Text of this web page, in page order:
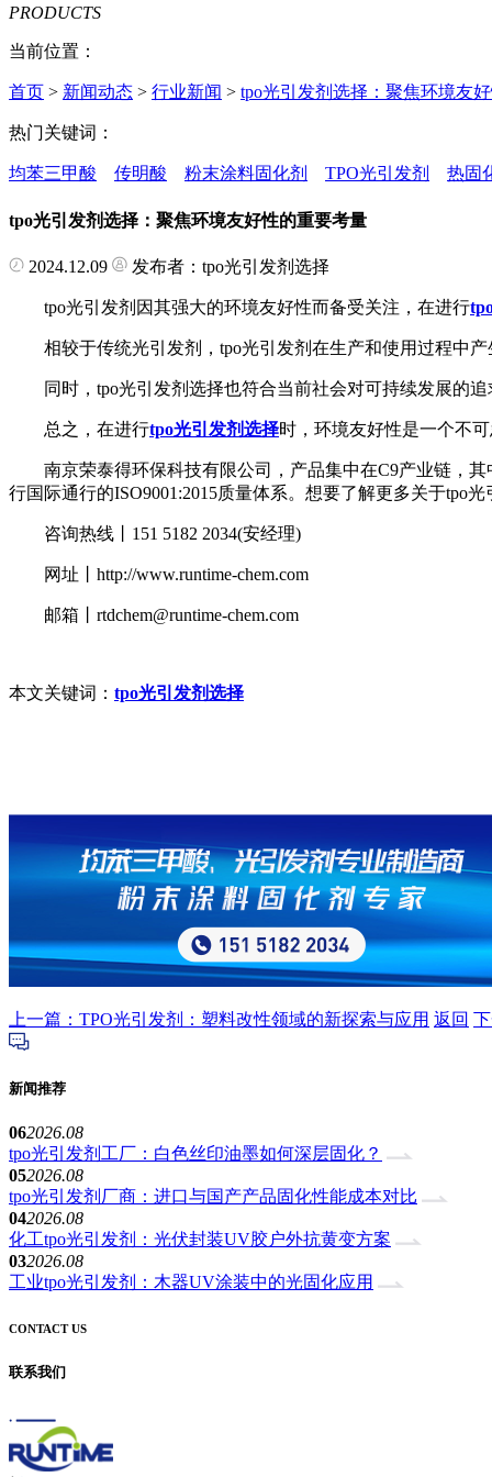
PRODUCTS
当前位置：
首页 > 新闻动态 > 行业新闻 > tpo光引发剂选择：聚焦环境友
热门关键词：
均苯三甲酸 传明酸 粉末涂料固化剂 TPO光引发剂 热固
tpo光引发剂选择：聚焦环境友好性的重要考量
2024.12.09 发布者：tpo光引发剂选择
tpo光引发剂因其强大的环境友好性而备受关注，在进行
相较于传统光引发剂，tpo光引发剂在生产和使用过程中产
同时，tpo光引发剂选择也符合当前社会对可持续发展的追
总之，在进行tpo光引发剂选择时，环境友好性是一个不
南京荣泰得环保科技有限公司，产品集中在C9产业链，其
行国际通行的ISO9001:2015质量体系。想要了解更多关于tpo
咨询热线丨151 5182 2034(安经理)
网址丨http://www.runtime-chem.com
邮箱丨rtdchem@runtime-chem.com
本文关键词： tpo光引发剂选择
上一篇：TPO光引发剂：塑料改性领域的新探索与应用 返回
新闻推荐
062026.08
tpo光引发剂工厂：白色丝印油墨如何深层固化？
052026.08
tpo光引发剂厂商：进口与国产产品固化性能成本对比
042026.08
化工tpo光引发剂：光伏封装UV胶户外抗黄变方案
032026.08
工业tpo光引发剂：木器UV涂装中的光固化应用
CONTACT US
联系我们